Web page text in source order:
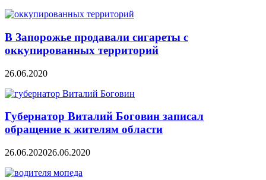
В Запорожье продавали сигареты с
оккупированных территорий
26.06.2020
Губернатор Виталий Боговин записал
обращение к жителям области
26.06.202026.06.2020